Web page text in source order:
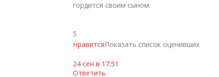
гордится своим сыном.
5
НравитсяПоказать список оценивших
24 сен в 17:51
Ответить